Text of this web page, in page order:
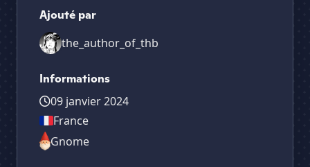
Ajouté par
the_author_of_thb
Informations
09 janvier 2024
France
Gnome